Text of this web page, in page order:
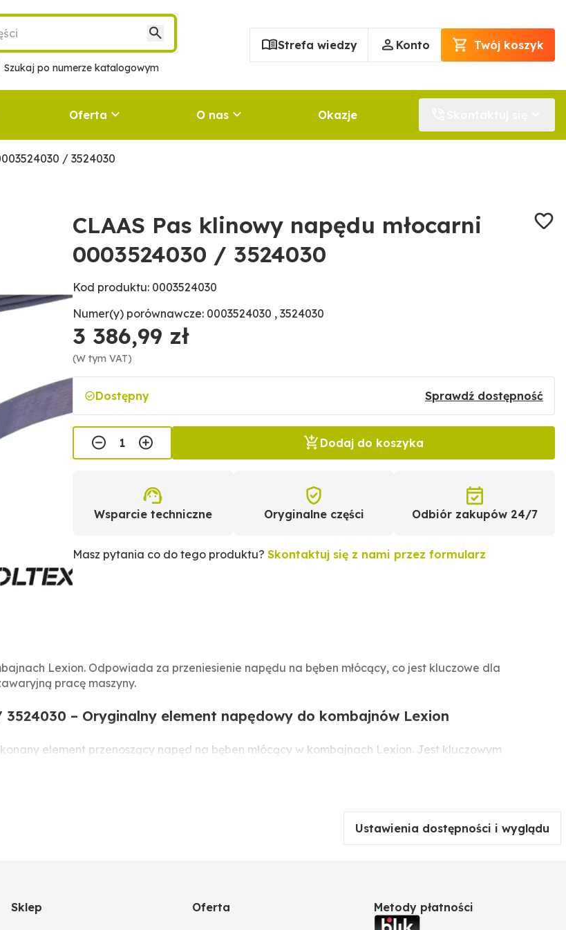
Szukaj po numerze katalogowym
Strefa wiedzy Konto Twój koszyk
Oferta O nas Okazje
/ 3524030
CLAAS Pas klinowy napędu młocarni
0003524030 / 3524030
Kod produktu: 0003524030
Numer(y) porównawcze: 0003524030 , 3524030
3 386,99 zł
(W tym VAT)
Dostępny Sprawdź dostępność
Dodaj do koszyka
Wsparcie techniczne Oryginalne części Odbiór zakupów 24/7
Masz pytania co do tego produktu?Skontaktuj się z nami przez formularz
Lexion. Odpowiada za przeniesienie napędu na bęben młócący, co jest kluczowe dla
pracę maszyny.
– Oryginalny element napędowy do kombajnów Lexion
element przenoszący napęd na bęben młócący w kombajnach Lexion. Jest kluczowym
omłotu. Wymiana zużytego paska przywraca pełną sprawność maszyny.
Ustawienia dostępności i wyglądu
Sklep Oferta Metody płatności